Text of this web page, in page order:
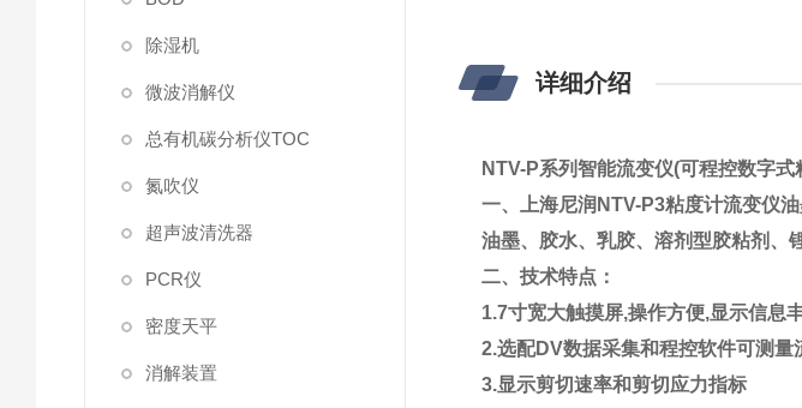
除湿机
微波消解仪
总有机碳分析仪TOC
氮吹仪
超声波清洗器
PCR仪
密度天平
消解装置
详细介绍
NTV-P系列智能流变仪(可程控数字式
一、 上海尼润NTV-P3粘度计流变仪
油墨、 胶水、乳胶、溶剂型胶粘剂 、
二、技术特点：
1.7寸宽大触摸屏,操作方便,显示信息
2.选配DV数据采集和程控软件可测
3.显示剪切速率和剪切应力指标